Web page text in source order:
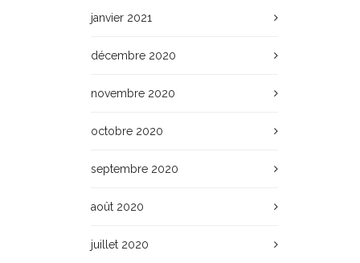
janvier 2021
décembre 2020
novembre 2020
octobre 2020
septembre 2020
août 2020
juillet 2020